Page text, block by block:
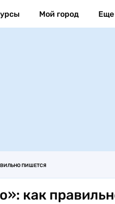
Мой город Еще
ПИШЕТСЯ
как